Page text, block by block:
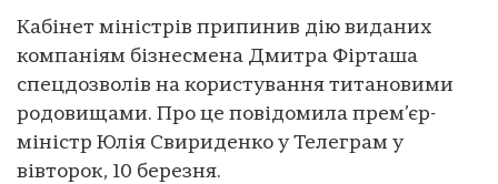
Кабінет міністрів припинив дію виданих
компаніям бізнесмена Дмитра Фірташа
спецдозволів на користування титановими
родовищами. Про це повідомила прем’єр-
міністр Юлія Свириденко у Телеграм у
вівторок, 10 березня.